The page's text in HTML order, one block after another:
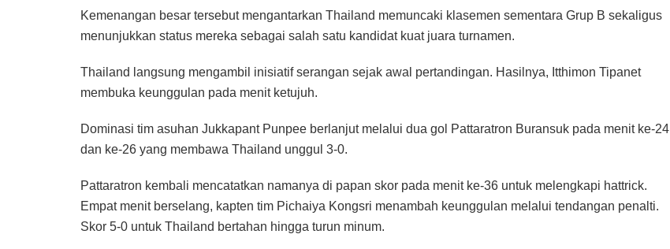
Kemenangan besar tersebut mengantarkan Thailand memuncaki klasemen sementara Grup B sekaligus
menunjukkan status mereka sebagai salah satu kandidat kuat juara turnamen.
Thailand langsung mengambil inisiatif serangan sejak awal pertandingan. Hasilnya, Itthimon Tipanet
membuka keunggulan pada menit ketujuh.
Dominasi tim asuhan Jukkapant Punpee berlanjut melalui dua gol Pattaratron Buransuk pada menit ke-24
dan ke-26 yang membawa Thailand unggul 3-0.
Pattaratron kembali mencatatkan namanya di papan skor pada menit ke-36 untuk melengkapi hattrick.
Empat menit berselang, kapten tim Pichaiya Kongsri menambah keunggulan melalui tendangan penalti.
Skor 5-0 untuk Thailand bertahan hingga turun minum.